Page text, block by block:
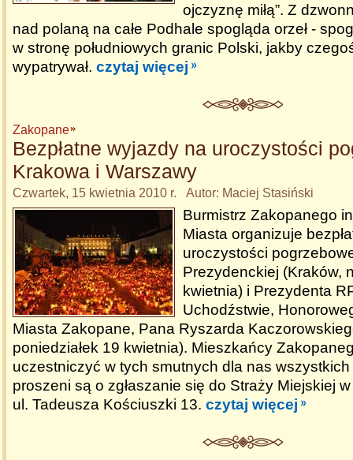
ojczyznę miłą”. Z
nad polaną na całe Podhale spogląda orzeł -
w stronę południowych granic Polski, jakby
wypatrywał. czytaj więcej
Zakopane
Bezpłatne wyjazdy na uroczystości
Krakowa i Warszawy
Czwartek, 15 kwietnia 2010 r. Autor: Maciej Stasiński
Burmistrz Zakopanego
Miasta organizuje
uroczystości
Prezydenckiej (Kraków,
kwietnia) i Prezydenta
Uchodźstwie,
Miasta Zakopane, Pana Ryszarda
poniedziałek 19 kwietnia). Mieszkańcy
uczestniczyć w tych smutnych dla nas
proszeni są o zgłaszanie się do Straży Miejskiej
ul. Tadeusza Kościuszki 13. czytaj więcej